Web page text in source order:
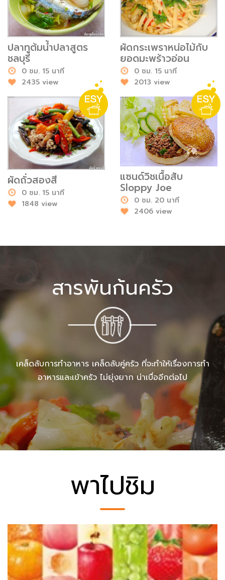
ปลาทูต้มน้ำปลาสูตร
ชลบุรี
0 ชม. 15 นาที
2435 view
ผัดกระเพราหน่อไม้กับ
ยอดมะพร้าวอ่อน
0 ชม. 15 นาที
2013 view
ผัดถั่วสองสี
0 ชม. 15 นาที
1848 view
แซนด์วิชเนื้อสับ
Sloppy Joe
0 ชม. 20 นาที
2406 view
สารพันก้นครัว
เคล็ดลับการทำอาหาร เคล็ดลับคู่ครัว ที่จะทำให้เรื่องการทำ
อาหารและเข้าครัว ไม่ยุ่งยาก น่าเบื่ออีกต่อไป
พาไปชิม